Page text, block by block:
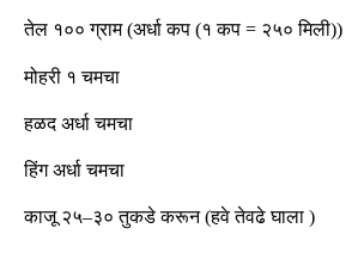
तेल १०० ग्राम(अर्धा कप (१ कप = २५० मिली))
मोहरी १ चमचा
हळद अर्धा चमचा
हिंग अर्धा चमचा
काजू २५–३० तुकडे करून(हवे तेवढे घाला )